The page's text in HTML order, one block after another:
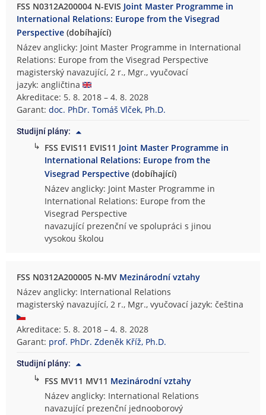
FSS N0312A200004 N-EVIS Joint Master Programme in
International Relations: Europe from the Visegrad
Perspective (dobíhající)
Název anglicky: Joint Master Programme in International
Relations: Europe from the Visegrad Perspective
magisterský navazující, 2 r., Mgr., vyučovací
jazyk: angličtina
Akreditace: 5. 8. 2018 – 4. 8. 2028
Garant:doc. PhDr. Tomáš Vlček, Ph.D.
Studijní plány:
↳ FSS EVIS11 EVIS11 Joint Master Programme in
International Relations: Europe from the
Visegrad Perspective (dobíhající)
Název anglicky: Joint Master Programme in
International Relations: Europe from the
Visegrad Perspective
navazující prezenční ve spolupráci s jinou
vysokou školou
FSS N0312A200005 N-MV Mezinárodní vztahy
Název anglicky: International Relations
magisterský navazující, 2 r., Mgr., vyučovací jazyk: čeština
Akreditace: 5. 8. 2018 – 4. 8. 2028
Garant: prof. PhDr. Zdeněk Kříž, Ph.D.
Studijní plány:
↳ FSS MV11 MV11 Mezinárodní vztahy
Název anglicky: International Relations
navazující prezenční jednooborový